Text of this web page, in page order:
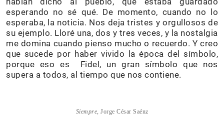
esperando no sé qué. De momento, cuando no lo
esperaba, la noticia. Nos deja tristes y orgullosos de
su ejemplo. Lloré una, dos y tres veces, y la nostalgia
me domina cuando pienso mucho o recuerdo. Y creo
que sucede por haber vivido la época del símbolo,
porque eso es Fidel, un gran símbolo que nos
supera a todos, al tiempo que nos contiene.
Siempre, Jorge César Saénz